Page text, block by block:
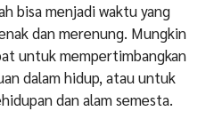
bisa menjadi waktu yang
dan merenung. Mungkin
untuk mempertimbangkan
dalam hidup, atau untuk
dan alam semesta.